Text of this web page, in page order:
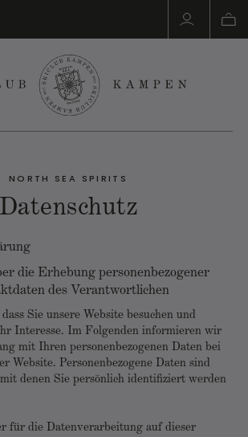
NORTH SEA SPIRITS
Datenschutz
die Erhebung personenbezogener
des Verantwortlichen
Sie unsere Website besuchen und
Interesse. Im Folgenden informieren wir
mit Ihren personenbezogenen Daten bei
Website. Personenbezogene Daten sind
denen Sie persönlich identifiziert werden
für die Datenverarbeitung auf dieser